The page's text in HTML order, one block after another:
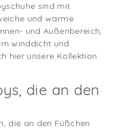
sind mit
und warme
und Außenbereich,
winddicht und
hier unsere Kollektion
die an den
die an den Füßchen